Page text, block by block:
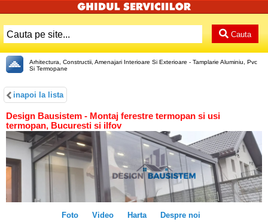
Cauta
Arhitectura, Constructii, Amenajari Interioare Si Exterioare - Tamplarie Aluminiu, Pvc
Si Termopane
inapoi la lista
Design Bausistem - Montaj ferestre termopan si usi
termopan, Bucuresti si ilfov
Foto Video Harta Despre noi